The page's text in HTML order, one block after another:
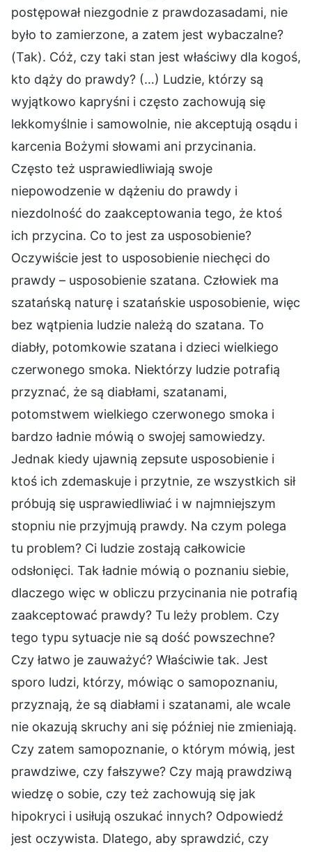
postępował niezgodnie z prawdozasadami, nie
było to zamierzone, a zatem jest wybaczalne?
(Tak). Cóż, czy taki stan jest właściwy dla kogoś,
kto dąży do prawdy? (…) Ludzie, którzy są
wyjątkowo kapryśni i często zachowują się
lekkomyślnie i samowolnie, nie akceptują osądu i
karcenia Bożymi słowami ani przycinania.
Często też usprawiedliwiają swoje
niepowodzenie w dążeniu do prawdy i
niezdolność do zaakceptowania tego, że ktoś
ich przycina. Co to jest za usposobienie?
Oczywiście jest to usposobienie niechęci do
prawdy – usposobienie szatana. Człowiek ma
szatańską naturę i szatańskie usposobienie, więc
bez wątpienia ludzie należą do szatana. To
diabły, potomkowie szatana i dzieci wielkiego
czerwonego smoka. Niektórzy ludzie potrafią
przyznać, że są diabłami, szatanami,
potomstwem wielkiego czerwonego smoka i
bardzo ładnie mówią o swojej samowiedzy.
Jednak kiedy ujawnią zepsute usposobienie i
ktoś ich zdemaskuje i przytnie, ze wszystkich sił
próbują się usprawiedliwiać i w najmniejszym
stopniu nie przyjmują prawdy. Na czym polega
tu problem? Ci ludzie zostają całkowicie
odsłonięci. Tak ładnie mówią o poznaniu siebie,
dlaczego więc w obliczu przycinania nie potrafią
zaakceptować prawdy? Tu leży problem. Czy
tego typu sytuacje nie są dość powszechne?
Czy łatwo je zauważyć? Właściwie tak. Jest
sporo ludzi, którzy, mówiąc o samopoznaniu,
przyznają, że są diabłami i szatanami, ale wcale
nie okazują skruchy ani się później nie zmieniają.
Czy zatem samopoznanie, o którym mówią, jest
prawdziwe, czy fałszywe? Czy mają prawdziwą
wiedzę o sobie, czy też zachowują się jak
hipokryci i usiłują oszukać innych? Odpowiedź
jest oczywista. Dlatego, aby sprawdzić, czy